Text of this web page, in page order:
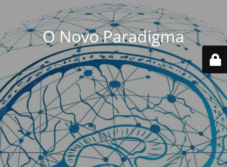
O Novo Paradigma